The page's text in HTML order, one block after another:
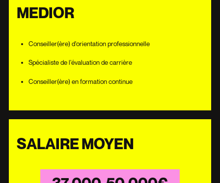
MEDIOR
Conseiller(ère) d'orientation professionnelle
Spécialiste de l'évaluation de carrière
Conseiller(ère) en formation continue
SALAIRE MOYEN